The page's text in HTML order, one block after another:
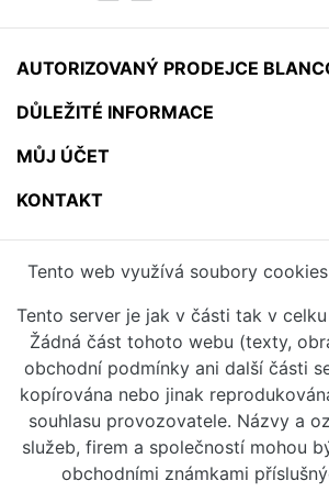
AUTORIZOVANÝ PRODEJCE
DŮLEŽITÉ INFORMACE
MŮJ ÚČET
KONTAKT
Tento web využívá soubory
Tento server je jak v části tak v
Žádná část tohoto webu (texty,
obchodní podmínky ani další části
kopírována nebo jinak
souhlasu provozovatele. Názvy a
služeb, firem a společností mohou
obchodními známkami